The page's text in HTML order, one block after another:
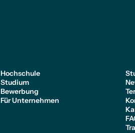
Hochschule
Studium
Bewerbung
Für Unternehmen